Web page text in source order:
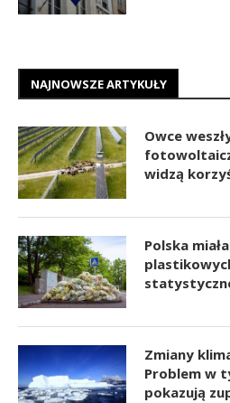
NAJNOWSZE ARTYKUŁY
Owce
widzą
Polska
Zmiany
Problem w
pokazują